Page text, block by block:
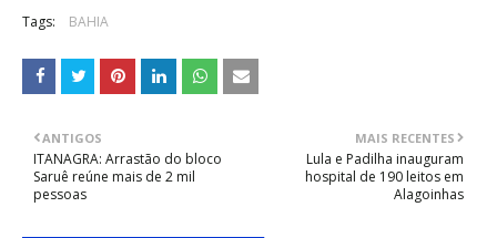
Tags: BAHIA
MAIS RECENTES
Lula e Padilha inauguram
hospital de 190 leitos em
Alagoinhas
ANTIGOS
ITANAGRA: Arrastão do bloco
Saruê reúne mais de 2 mil
pessoas